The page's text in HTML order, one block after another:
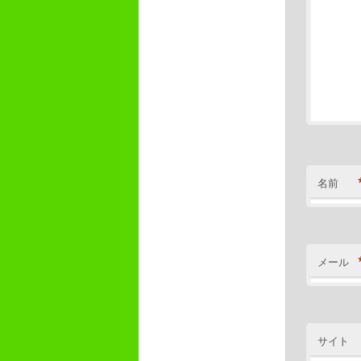
名前
メール
サイト